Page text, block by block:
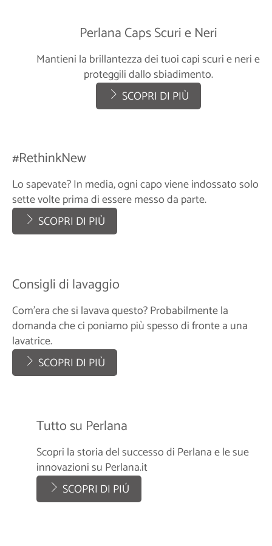
Perlana Caps Scuri e Neri
Mantieni la brillantezza dei tuoi capi scuri e neri e
proteggili dallo sbiadimento.
SCOPRI DI PIÙ
#RethinkNew
Lo sapevate? In media, ogni capo viene indossato solo
sette volte prima di essere messo da parte.
SCOPRI DI PIÙ
Consigli di lavaggio
Com’era che si lavava questo? Probabilmente la
domanda che ci poniamo più spesso di fronte a una
lavatrice.
SCOPRI DI PIÙ
Tutto su Perlana
Scopri la storia del successo di Perlana e le sue
innovazioni su Perlana.it
SCOPRI DI PIÚ